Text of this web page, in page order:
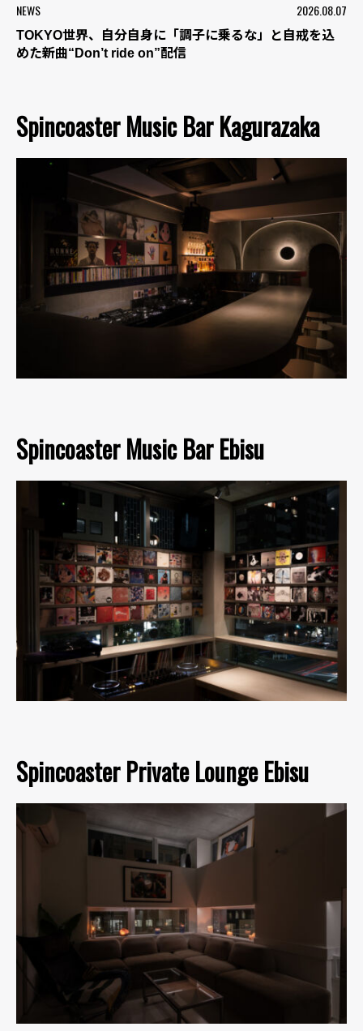
NEWS 2026.08.07
TOKYO世界、自分自身に「調子に乗るな」と自戒を込
めた新曲“Don’t ride on”配信
Spincoaster Music Bar Kagurazaka
Spincoaster Music Bar Ebisu
Spincoaster Private Lounge Ebisu